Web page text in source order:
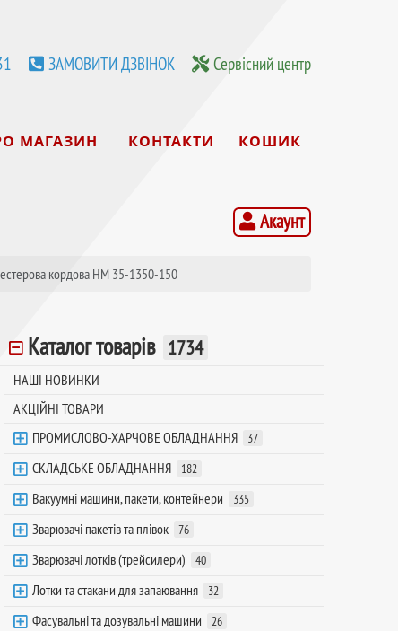
ЗАМОВИТИ ДЗВІНОК Сервісний центр
МАГАЗИН КОНТАКТИ КОШИК
Акаунт
кордова HM 35-1350-150
Каталог товарів 1734
НАШІ НОВИНКИ
АКЦІЙНІ ТОВАРИ
ПРОМИСЛОВО-ХАРЧОВЕ ОБЛАДНАННЯ
37
СКЛАДСЬКЕ ОБЛАДНАННЯ 182
Вакуумні машини, пакети, контейнери 335
Зварювачі пакетів та плівок 76
Зварювачі лотків (трейсилери) 40
Лотки та стакани для запаювання 32
Фасувальні та дозувальні машини 26